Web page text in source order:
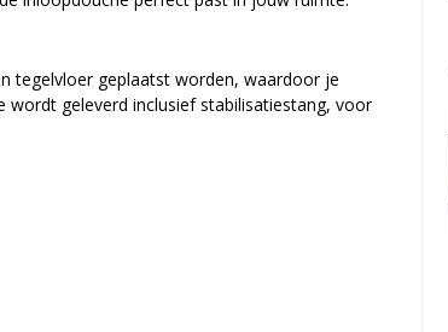
tegelvloer geplaatst worden, waardoor je
geleverd inclusief stabilisatiestang, voor